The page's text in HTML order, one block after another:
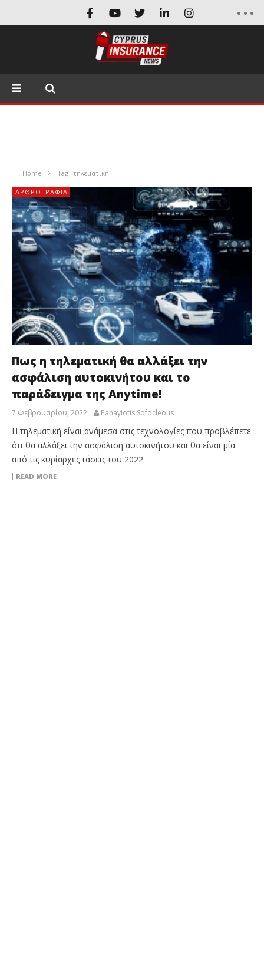
Home Tag "τηλεματική"
ΑΡΘΡΟΓΡΑΦΊΑ
Πως η τηλεματική θα αλλάξει την
ασφάλιση αυτοκινήτου και το
παράδειγμα της Anytime!
7 Φεβρουαρίου, 2022 Panayiotis Sofocleous
Η τηλεματική είναι ανάμεσα στις τεχνολογίες που προβλέπετε
ότι θα αλλάξει την ασφάλιση αυτοκινήτου και θα είναι μία
από τις κυρίαρχες τάσεις του 2022.
READ MORE